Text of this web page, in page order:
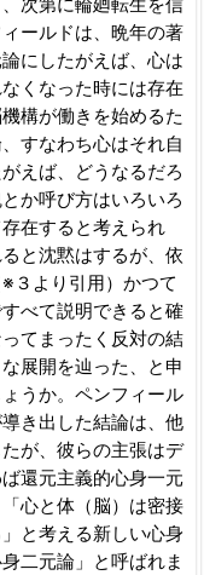
ールドは、晩年の著
にしたがえば、心は
くなった時には存在
構が働きを始めるた
すなわち心はそれ自
えば、どうなるだろ
か呼び方はいろいろ
在すると考えられ
と沈黙はするが、依
３より引用）かつて
べて説明できると確
てまったく反対の結
展開を辿った、と申
うか。ペンフィール
き出した結論は、他
が、彼らの主張はデ
還元主義的心身一元
心と体（脳）は密接
と考える新しい心身
二元論」と呼ばれま